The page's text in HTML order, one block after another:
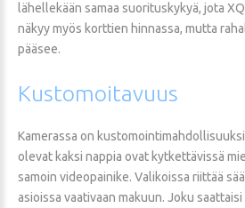
lähellekään samaa suorituskykyä, jota
näkyy myös korttien hinnassa, mutta
pääsee.
Kustomoitavuus
Kamerassa on
olevat kaksi nappia ovat kytkettävissä
samoin videopainike. Valikoissa riittää
asioissa vaativaan makuun. Joku